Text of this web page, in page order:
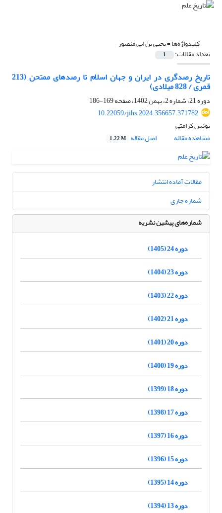
کلیدواژه‌ها =یحیی بن ابی منصور
تعداد مقالات: 1
تاریخ رصدگری در ایران و جهان اسلام تا رصدهای ممتحن (213
قمری / 828 میلادی)
دوره 21، شماره 2، بهمن 1402، صفحه
169-186
10.22059/jihs.2024.356657.371782
یونس کرامتی
مشاهده مقاله
اصل مقاله 1.22 M
مقالات آماده انتشار
شماره جاری
شماره‌های پیشین نشریه
دوره 24 (1405)
دوره 23 (1404)
دوره 22 (1403)
دوره 21 (1402)
دوره 20 (1401)
دوره 19 (1400)
دوره 18 (1399)
دوره 17 (1398)
دوره 16 (1397)
دوره 15 (1396)
دوره 14 (1395)
دوره 13 (1394)